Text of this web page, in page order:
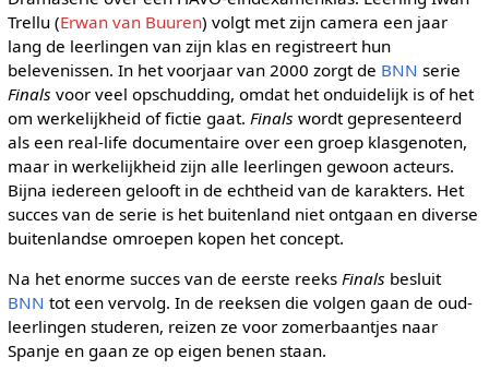
Trellu (Erwan van Buuren) volgt met zijn camera een jaar
lang de leerlingen van zijn klas en registreert hun
belevenissen. In het voorjaar van 2000 zorgt de BNN serie
Finals voor veel opschudding, omdat het onduidelijk is of het
om werkelijkheid of fictie gaat. Finals wordt gepresenteerd
als een real-life documentaire over een groep klasgenoten,
maar in werkelijkheid zijn alle leerlingen gewoon acteurs.
Bijna iedereen gelooft in de echtheid van de karakters. Het
succes van de serie is het buitenland niet ontgaan en diverse
buitenlandse omroepen kopen het concept.
Na het enorme succes van de eerste reeks Finals besluit
BNN tot een vervolg. In de reeksen die volgen gaan de oud-
leerlingen studeren, reizen ze voor zomerbaantjes naar
Spanje en gaan ze op eigen benen staan.